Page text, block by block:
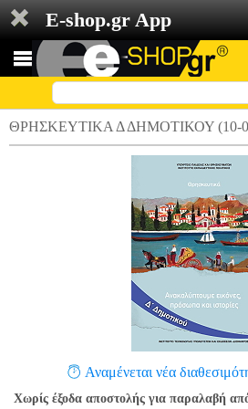
E-shop.gr App
ΘΡΗΣΚΕΥΤΙΚΑ Δ ΔΗΜΟΤΙΚΟΥ (10-
Αναμένεται νέα
Χωρίς έξοδα αποστολής για παραλαβή